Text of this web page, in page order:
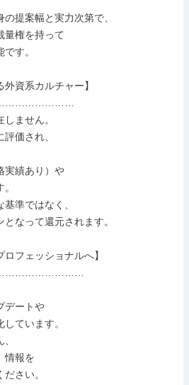
提案幅と実力次第で、
量権を持って
す。
外資系カルチャー】
ません。
価され、
実績あり）や
準ではなく、
なって還元されます。
ロフェッショナルへ】
デートや
ています。
情報を
さい。